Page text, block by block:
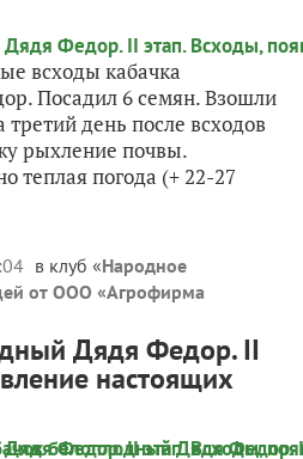
всходы кабачка
Посадил 6 семян. Взошли
день после всходов
рыхление почвы.
теплая погода (+ 22-27
в клуб «Народное
от ООО «Агрофирма
Дядя Федор. II
настоящих